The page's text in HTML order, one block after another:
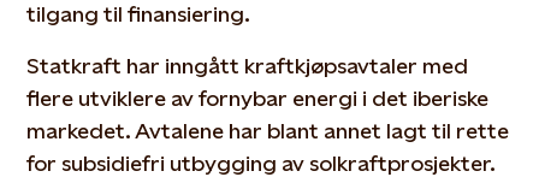
tilgang til finansiering.
Statkraft har inngått kraftkjøpsavtaler med
flere utviklere av fornybar energi i det iberiske
markedet. Avtalene har blant annet lagt til rette
for subsidiefri utbygging av solkraftprosjekter.